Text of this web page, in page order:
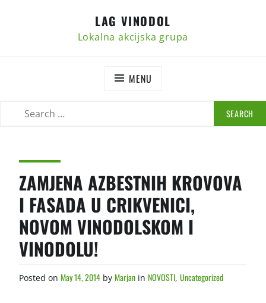
LAG VINODOL
Lokalna akcijska grupa
MENU
ZAMJENA AZBESTNIH KROVOVA
I FASADA U CRIKVENICI,
NOVOM VINODOLSKOM I
VINODOLU!
Posted on May 14, 2014 by Marjan in NOVOSTI, Uncategorized